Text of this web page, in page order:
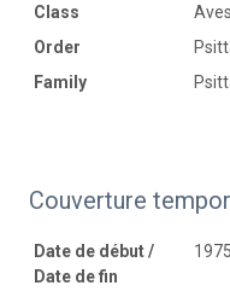
Class
Aves
Order
Family
Couverture
Date de début /
Date de fin